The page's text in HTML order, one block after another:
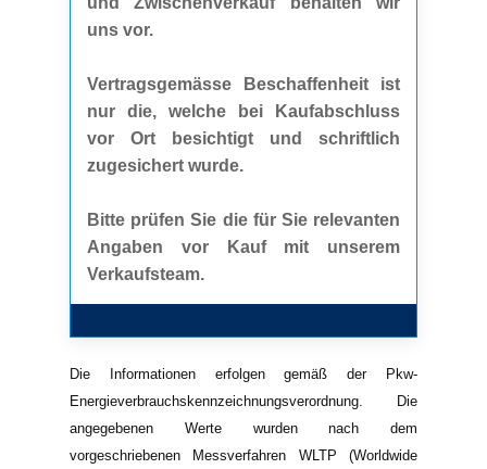
uns vor.
Vertragsgemässe Beschaffenheit ist
nur die, welche bei Kaufabschluss
vor Ort besichtigt und schriftlich
zugesichert wurde.
Bitte prüfen Sie die für Sie relevanten
Angaben vor Kauf mit unserem
Verkaufsteam.
Die Informationen erfolgen gemäß der Pkw-
Energieverbrauchskennzeichnungsverordnung. Die
angegebenen Werte wurden nach dem
vorgeschriebenen Messverfahren WLTP (Worldwide